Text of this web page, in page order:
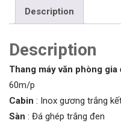
Description
Description
Thang máy văn phòng gia
60m/p
Cabin : Inox gương trắng
Sàn : Đá ghép trắng đen